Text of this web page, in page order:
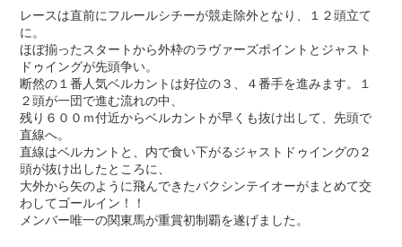
レースは直前にフルールシチーが競走除外となり、１２頭立て
に。
ほぼ揃ったスタートから外枠のラヴァーズポイントとジャスト
ドゥイングが先頭争い。
断然の１番人気ベルカントは好位の３、４番手を進みます。１
２頭が一団で進む流れの中、
残り６００ｍ付近からベルカントが早くも抜け出して、先頭で
直線へ。
直線はベルカントと、内で食い下がるジャストドゥイングの２
頭が抜け出したところに、
大外から矢のように飛んできたバクシンテイオーがまとめて交
わしてゴールイン！！
メンバー唯一の関東馬が重賞初制覇を遂げました。